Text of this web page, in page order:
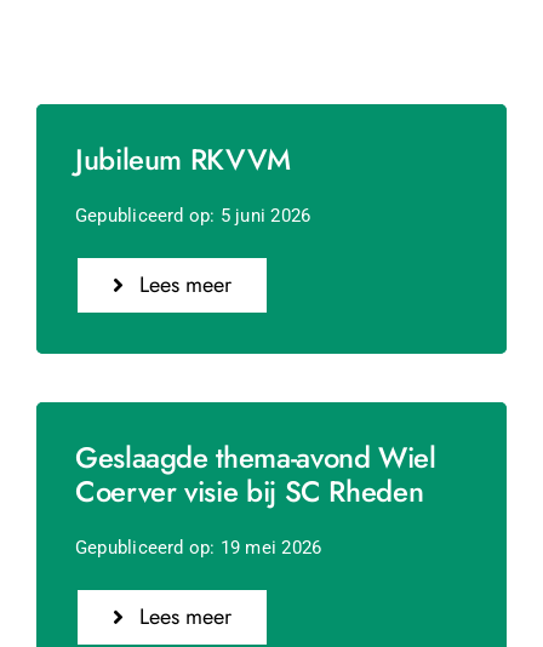
Jubileum RKVVM
Gepubliceerd op: 5 juni 2026
Lees meer
Geslaagde thema-avond Wiel
Coerver visie bij SC Rheden
Gepubliceerd op: 19 mei 2026
Lees meer